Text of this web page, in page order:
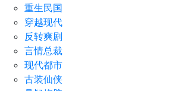
重生民国
穿越现代
反转爽剧
言情总裁
现代都市
古装仙侠